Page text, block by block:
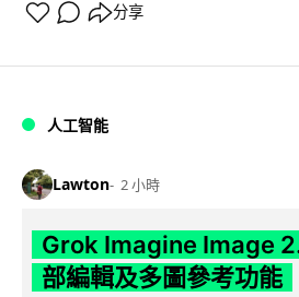
分享
人工智能
Lawton 2 小時
Grok Imagine Image
部編輯及多圖參考功能